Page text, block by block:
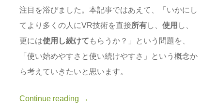
注目を浴びました。本記事ではあえて、「いかにし
てより多くの人にVR技術を直接所有し、 使用 し、
更には使用し続けて もらうか？」という問題を、
「使い始めやすさと使い続けやすさ」という概念か
ら考えていきたいと思います。
Continue reading →